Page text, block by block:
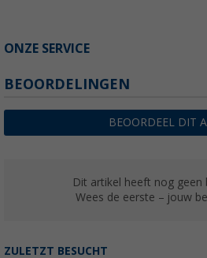
ONZE SERVICE
BEOORDELINGEN
BEOORDEEL DIT
Dit artikel heeft nog geen
Wees de eerste – jouw
ZULETZT BESUCHT